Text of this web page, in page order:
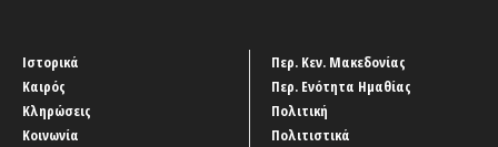
Ιστορικά
Καιρός
Κληρώσεις
Κοινωνία
Περ. Κεν. Μακεδονίας
Περ. Ενότητα Ημαθίας
Πολιτική
Πολιτιστικά